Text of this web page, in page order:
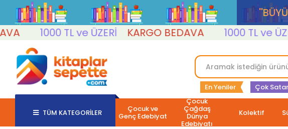
1000 TL ve ÜZERİ KARGO BEDAVA 1000 TL ve
En Yeniler Çok
TÜM KATEGORİLER Çocuk ve
Genç Edebiyat
Çocuk
Çağdaş
Dünya
Edebiyatı
Kolektif